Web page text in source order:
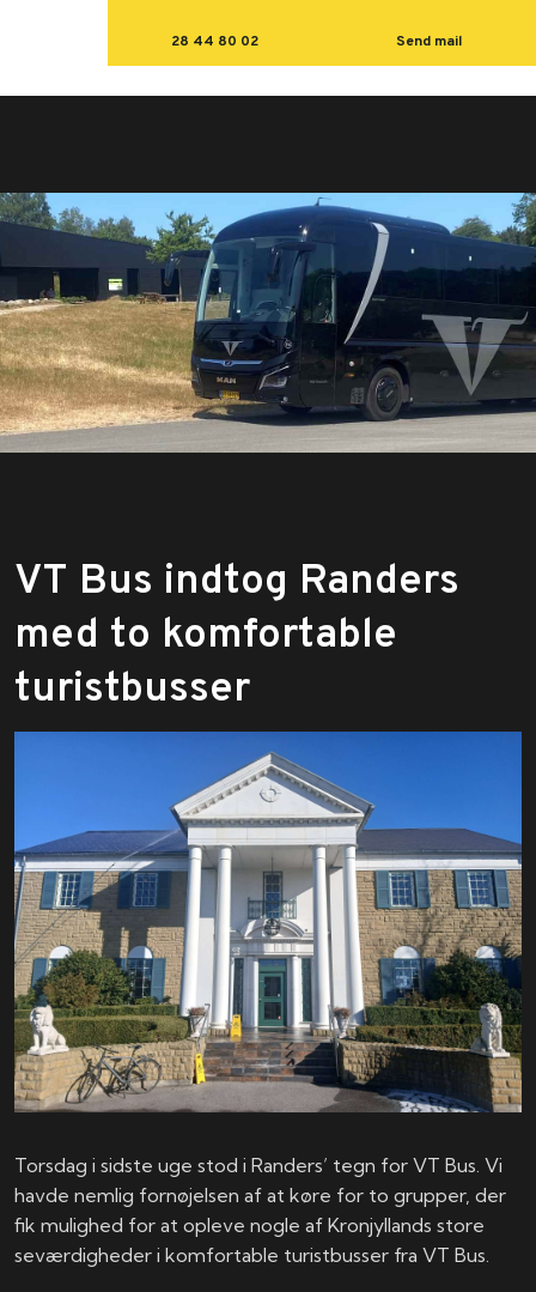
28 44 80 02 Send mail
VT Bus indtog Randers
med to komfortable
turistbusser
Torsdag i sidste uge stod i Randers’ tegn for VT Bus. Vi
havde nemlig fornøjelsen af at køre for to grupper, der
fik mulighed for at opleve nogle af Kronjyllands store
seværdigheder i komfortable turistbusser fra VT Bus.